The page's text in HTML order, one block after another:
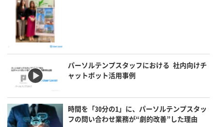
パーソルテンプスタッフにおける 社内向けチ
ャットボット活用事例
時間を「30分の1」に、パーソルテンプスタッ
フの問い合わせ業務が“劇的改善”した理由